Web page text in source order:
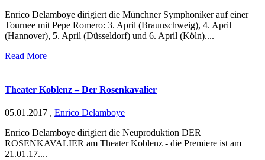
Enrico Delamboye dirigiert die Münchner Symphoniker auf einer
Tournee mit Pepe Romero: 3. April (Braunschweig), 4. April
(Hannover), 5. April (Düsseldorf) und 6. April (Köln)....
Read More
Theater Koblenz – Der Rosenkavalier
05.01.2017 , Enrico Delamboye
Enrico Delamboye dirigiert die Neuproduktion DER
ROSENKAVALIER am Theater Koblenz - die Premiere ist am
21.01.17....